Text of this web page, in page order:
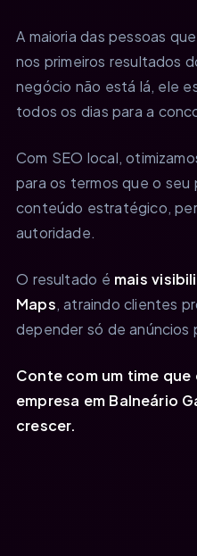
A maioria das pessoas
nos primeiros resultados
negócio não está lá, ele
todos os dias para a
Com SEO local,
para os termos que o seu
conteúdo estratégico,
autoridade.
O resultado é mais
Maps, atraindo clientes
depender só de anúncios
Conte com um time
empresa em Balneário
crescer.